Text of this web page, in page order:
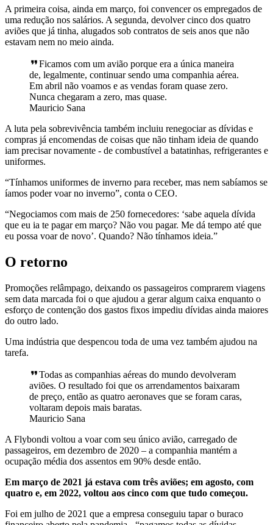
A primeira coisa, ainda em março, foi convencer os empregados de
uma redução nos salários. A segunda, devolver cinco dos quatro
aviões que já tinha, alugados sob contratos de seis anos que não
estavam nem no meio ainda.
Ficamos com um avião porque era a única maneira
de, legalmente, continuar sendo uma companhia aérea.
Em abril não voamos e as vendas foram quase zero.
Nunca chegaram a zero, mas quase.
Mauricio Sana
A luta pela sobrevivência também incluiu renegociar as dívidas e
compras já encomendas de coisas que não tinham ideia de quando
iam precisar novamente - de combustível a batatinhas, refrigerantes e
uniformes.
“Tínhamos uniformes de inverno para receber, mas nem sabíamos se
íamos poder voar no inverno”, conta o CEO.
“Negociamos com mais de 250 fornecedores: ‘sabe aquela dívida
que eu ia te pagar em março? Não vou pagar. Me dá tempo até que
eu possa voar de novo’. Quando? Não tínhamos ideia.”
O retorno
Promoções relâmpago, deixando os passageiros comprarem viagens
sem data marcada foi o que ajudou a gerar algum caixa enquanto o
esforço de contenção dos gastos fixos impediu dívidas ainda maiores
do outro lado.
Uma indústria que despencou toda de uma vez também ajudou na
tarefa.
Todas as companhias aéreas do mundo devolveram
aviões. O resultado foi que os arrendamentos baixaram
de preço, então as quatro aeronaves que se foram caras,
voltaram depois mais baratas.
Mauricio Sana
A Flybondi voltou a voar com seu único avião, carregado de
passageiros, em dezembro de 2020 – a companhia mantém a
ocupação média dos assentos em 90% desde então.
Em março de 2021 já estava com três aviões; em agosto, com
quatro e, em 2022, voltou aos cinco com que tudo começou.
Foi em julho de 2021 que a empresa conseguiu tapar o buraco